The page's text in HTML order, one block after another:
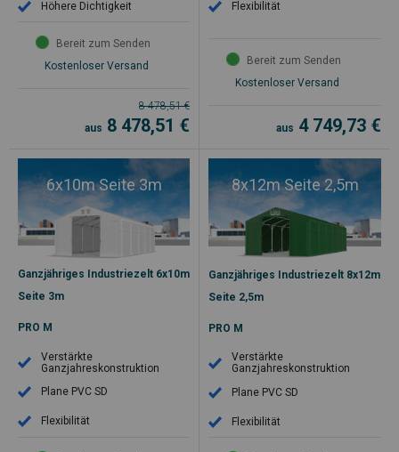
Höhere Dichtigkeit
Bereit zum Senden
Kostenloser Versand
8 478,51€
aus 8 478,51 €
Flexibilität
Bereit zum Senden
Kostenloser Versand
aus 4 749,73 €
6x10m Seite 3m
Ganzjähriges Industriezelt 6x10m
Seite 3m
PRO M
Verstärkte
Ganzjahreskonstruktion
Plane PVC SD
Flexibilität
8x12m Seite 2,5m
Ganzjähriges Industriezelt 8x12m
Seite 2,5m
PRO M
Verstärkte
Ganzjahreskonstruktion
Plane PVC SD
Flexibilität